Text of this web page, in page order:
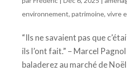
environnement, patrimoine, vivre
“Ils ne savaient pas que
ils l’ont fait.” – Marcel
baladerez au marché de